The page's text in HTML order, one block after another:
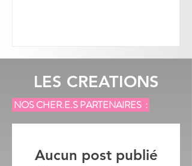
LES CREATIONS
NOS CHER.E.S PARTENAIRES :
Aucun post publié